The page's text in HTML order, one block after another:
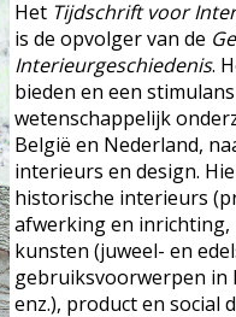
Het Tijdschrift voor
is de opvolger van de
Interieurgeschiedenis.
bieden en een
wetenschappelijk
België en Nederland,
interieurs en design.
historische interieurs
afwerking en inrichting,
kunsten (juweel- en
gebruiksvoorwerpen in
enz.), product en social